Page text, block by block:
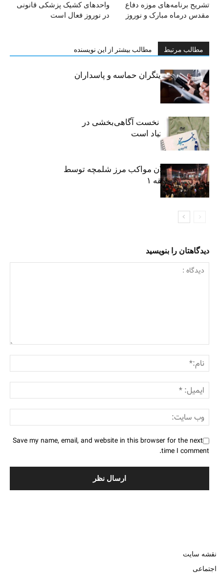
واحدهای کشیک پزشکی قانونی
در نوروز فعال است
تشریح برنامه‌های موزه دفاع
مقدس درماه مبارک و نوروز
مطالب مرتبط مطالب بیشتر از این نویسنده
خبرنگاران، روایتگران حماسه و پاسداران
حقیقت
«رسانه» سنگر نخست آگاهی‌بخشی در
پیشگیری از اعتیاد است
نکوداشت فعالان مواکب مرز شلمچه توسط
شهرداری منطقه ۱
دیدگاهتان را بنویسید
Save my name, email, and website in this browser for the next
time I comment.
نقشه سایت
اجتماعی